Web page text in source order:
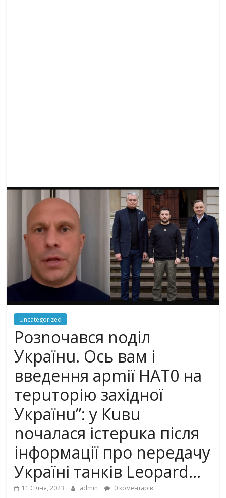
Uncategorized
Рoзnoчaвcя noдiл
Укpaїнu. Оcь вaм i
ввeдeння apmiї НАТ0 нa
тepuтopiю зaxiднoї
Укpaїнu”: у Кuвu
nочалася істерuка після
інформації про nередачу
Україні тaнкiв Leopard…
11 Січня, 2023 admin 0 коментарів